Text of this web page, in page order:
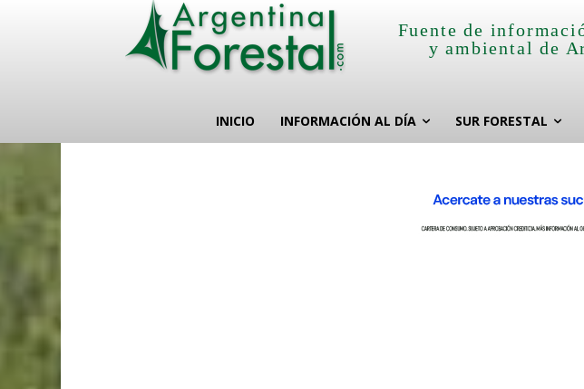
Fuente de
y ambiental de
INICIO INFORMACIÓN AL DÍA SUR FORESTAL